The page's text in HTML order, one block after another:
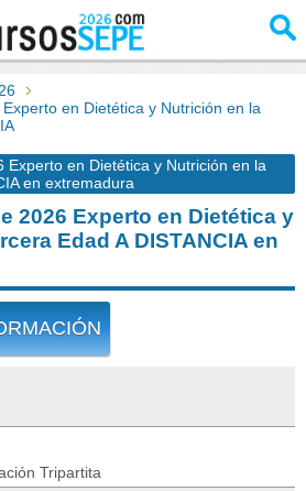
en Dietética y Nutrición en la
Experto en Dietética y Nutrición en la
en extremadura
2026 Experto en Dietética y
Edad A DISTANCIA en
Tripartita